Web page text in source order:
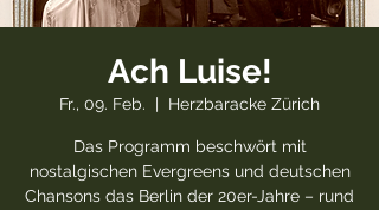
Ach Luise!
Fr., 09. Feb.
  |
Herzbaracke Zürich
Das Programm beschwört mit
nostalgischen Evergreens und deutschen
Chansons das Berlin der 20er-Jahre – rund